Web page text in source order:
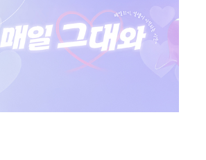
2026년 08월 08일(토)
2026년 08월 08일(토)
2026년 08월 08일(토)